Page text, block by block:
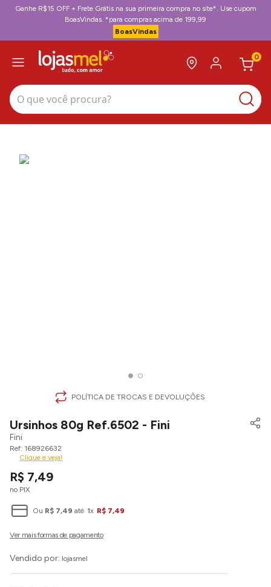
Ganhe R$15 OFF + Frete Grátis na sua primeira compra no site*. Use cupom
BoasVindas. *para compras acima de 199,99
BoasVindas
0
O que você procura?
POLÍTICA DE TROCAS E DEVOLUÇÕES
Ursinhos 80g Ref.6502 - Fini
Fini
168926632
Clique e veja!
R$ 7,49
no PIX
Ou R$ 7,49 até 1x R$ 7,49
Vendido por: lojasmel